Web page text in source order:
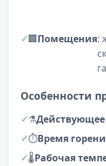
🏢Помещения:
Особенности
⚗️
⏱️Время
🌡️Рабочая